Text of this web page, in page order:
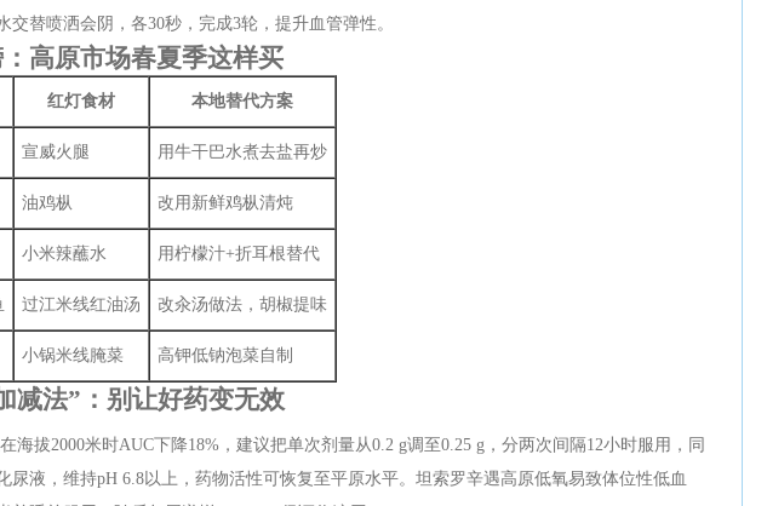
交替喷洒会阴，各30秒，完成3轮，提升血管弹性。
高原市场春夏季这样买
红灯食材 本地替代方案
宣威火腿 用牛干巴水煮去盐再炒
油鸡枞 改用新鲜鸡枞清炖
小米辣蘸水 用柠檬汁+折耳根替代
过江米线红油汤 改汆汤做法，胡椒提味
小锅米线腌菜 高钾低钠泡菜自制
减法”：别让好药变无效
海拔2000米时AUC下降18%，建议把单次剂量从0.2 g调至0.25 g，分两次间隔12小时服用，同
尿液，维持pH 6.8以上，药物活性可恢复至平原水平。坦索罗辛遇高原低氧易致体位性低血